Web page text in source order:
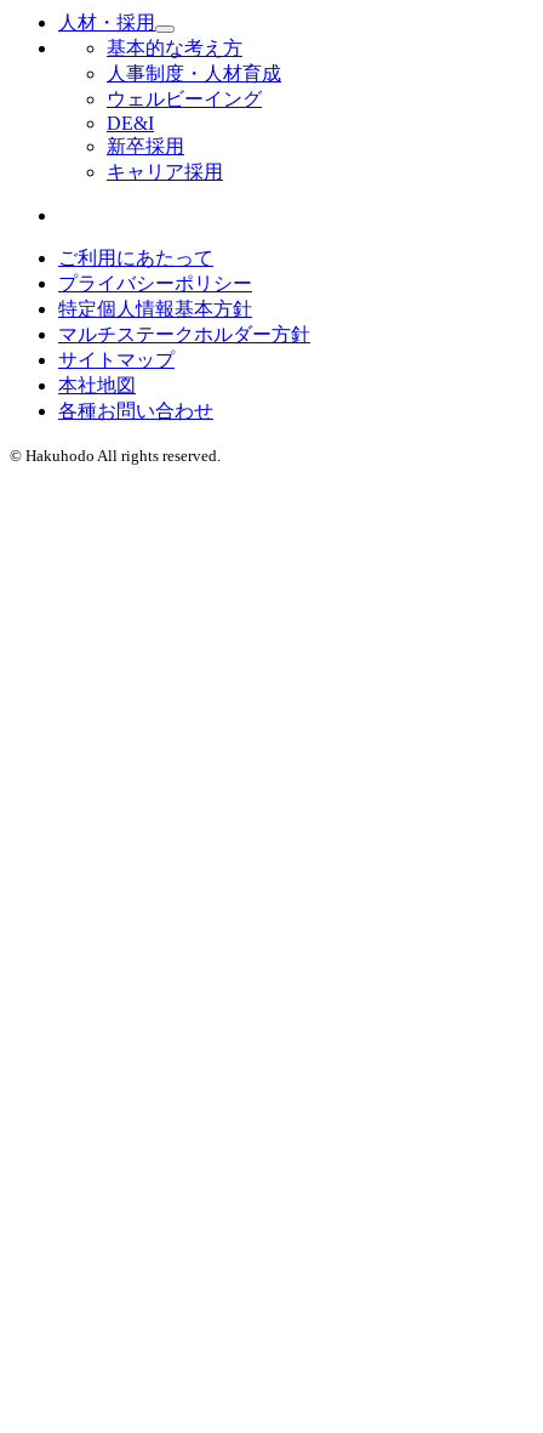
人材・採用
基本的な考え方
人事制度・人材育成
ウェルビーイング
DE&I
新卒採用
キャリア採用
ご利用にあたって
プライバシーポリシー
特定個人情報基本方針
マルチステークホルダー方針
サイトマップ
本社地図
各種お問い合わせ
© Hakuhodo All rights reserved.